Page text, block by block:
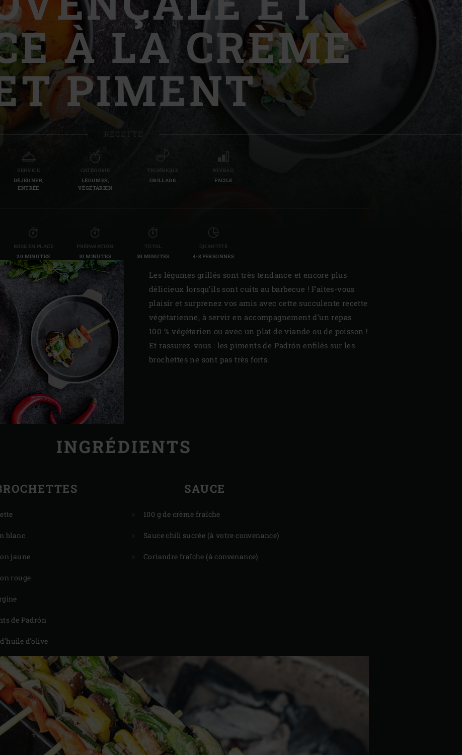
Slovenia | Slovenija
Spain | España
Sweden | Sverige
Switzerland (French) | Schweiz (Français)
Switzerland | Schweiz
À LA CRÈME
PIMENT
RECETTE
SERVICE
DÉJEUNER,
ENTRÉE
CATÉGORIE
LÉGUMES,
VÉGÉTARIEN
TECHNIQUE
GRILLADE
NIVEAU
FACILE
MISE EN PLACE
20 MINUTES
PRÉPARATION
10 MINUTES
TOTAL
30 MINUTES
QUANTITÉ
4-8 PERSONNES
Les légumes grillés sont très tendance et encore plus
délicieux lorsqu’ils sont cuits au barbecue ! Faites-vous
plaisir et surprenez vos amis avec cette succulente recette
végétarienne, à servir en accompagnement d’un repas
100 % végétarien ou avec un plat de viande ou de poisson !
Et rassurez-vous : les piments de Padrón enfilés sur les
brochettes ne sont pas très forts.
INGRÉDIENTS
blanc
jaune
rouge
de Padrón
d’olive
SAUCE
100 g de crème fraîche
Sauce chili sucrée (à votre convenance)
Coriandre fraîche (à convenance)